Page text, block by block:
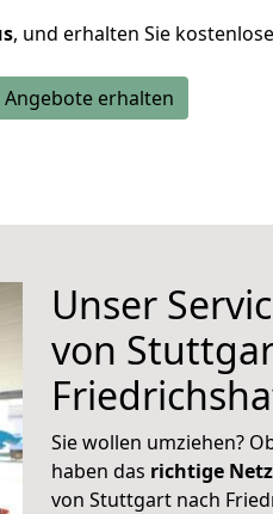
, und erhalten Sie
Angebote erhalten
Unser
von
Sie wollen umziehen?
haben das richtige
von Stuttgart nach